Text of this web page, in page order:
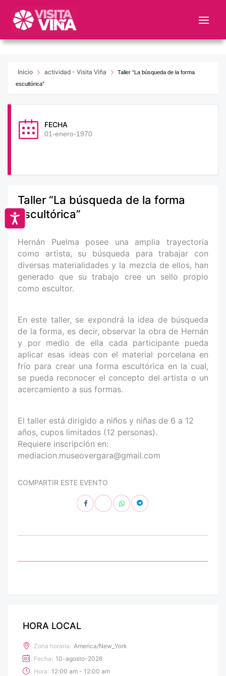
este
web
sistema
Accesibilidad
Inicio actividad - Visita Viña
Taller “La búsqueda de la forma
escultórica”
FECHA
01-enero-1970
Taller “La búsqueda de la forma
escultórica”
Hernán Puelma posee una amplia trayectoria
como artista, su búsqueda para trabajar con
diversas materialidades y la mezcla de ellos, han
generado que su trabajo cree un sello propio
como escultor.
En este taller, se expondrá la idea de búsqueda
de la forma, es decir, observar la obra de Hernán
y por medio de ella cada participante pueda
aplicar esas ideas con el material porcelana en
frío para crear una forma escultórica en la cual,
se pueda reconocer el concepto del artista o un
acercamiento a sus formas.
El taller está dirigido a niños y niñas de 6 a 12
años, cupos limitados (12 personas).
Requiere inscripción en:
mediacion.museovergara@gmail.com
COMPARTIR ESTE EVENTO
HORA LOCAL
Zona horaria: America/New_York
Fecha: 10-agosto-2026
Hora: 12:00 am - 12:00 am